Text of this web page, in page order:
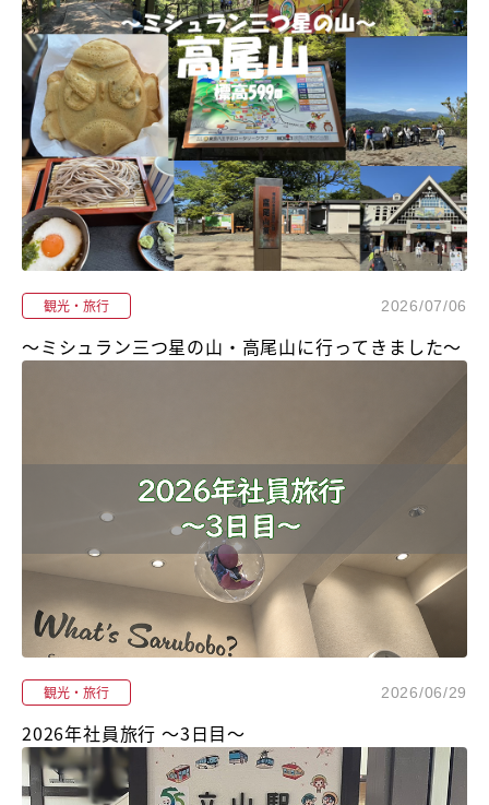
観光・旅行 2026/07/06
〜ミシュラン三つ星の山・高尾山に行ってきました〜
観光・旅行 2026/06/29
2026年社員旅行 ～3日目～